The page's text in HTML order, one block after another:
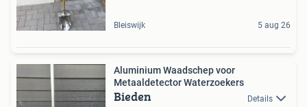
Bleiswijk 5 aug 26
Aluminium Waadschep voor
Metaaldetector Waterzoekers
Bieden Details